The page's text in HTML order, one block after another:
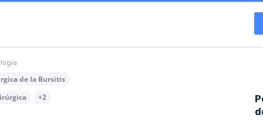
de la Bursitis
+2